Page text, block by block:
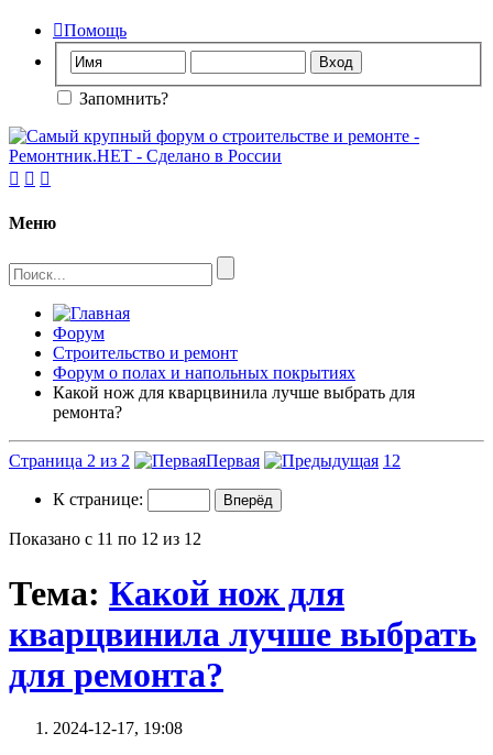
Помощь
Запомнить?
  
Меню
Форум
Строительство и ремонт
Форум о полах и напольных покрытиях
Какой нож для кварцвинила лучше выбрать для
ремонта?
Страница 2 из 2 Первая 1 2
К странице:
Показано с 11 по 12 из 12
Тема: Какой нож для
кварцвинила лучше выбрать
для ремонта?
2024-12-17, 19:08